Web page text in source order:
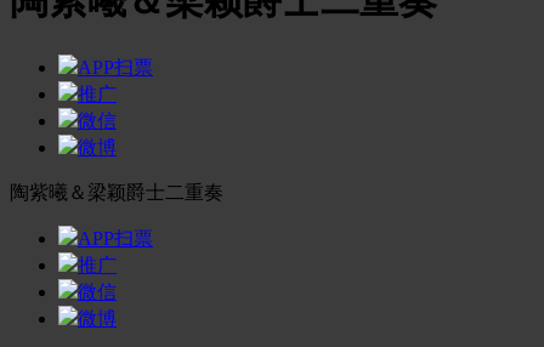
APP扫票
推广
微信
微博
陶紫曦＆梁颖爵士二重奏
APP扫票
推广
微信
微博